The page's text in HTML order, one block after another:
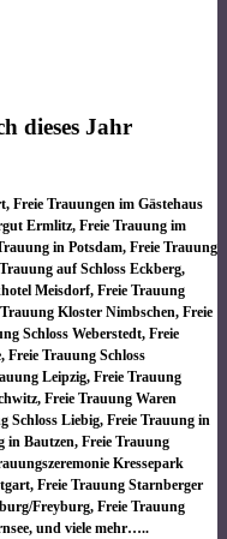
dieses Jahr
Freie Trauungen im Gästehaus
Ermlitz, Freie Trauung im
in Potsdam, Freie Trauung
auf Schloss Eckberg,
Meisdorf, Freie Trauung
Kloster Nimbschen, Freie
Schloss Weberstedt, Freie
Freie Trauung Schloss
Leipzig, Freie Trauung
Freie Trauung Waren
Schloss Liebig, Freie Trauung in
in Bautzen, Freie Trauung
Kressepark
Freie Trauung Starnberger
Freyburg, Freie Trauung
und viele mehr…..